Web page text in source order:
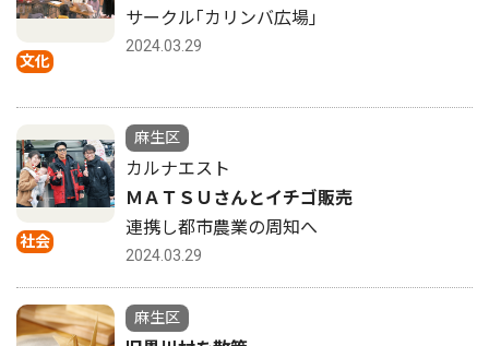
文化
サークル｢カリンバ広場｣
2024.03.29
社会
麻生区
カルナエスト
ＭＡＴＳＵさんとイチゴ販売
連携し都市農業の周知へ
2024.03.29
麻生区